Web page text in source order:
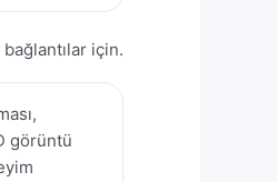
için.
görüntü